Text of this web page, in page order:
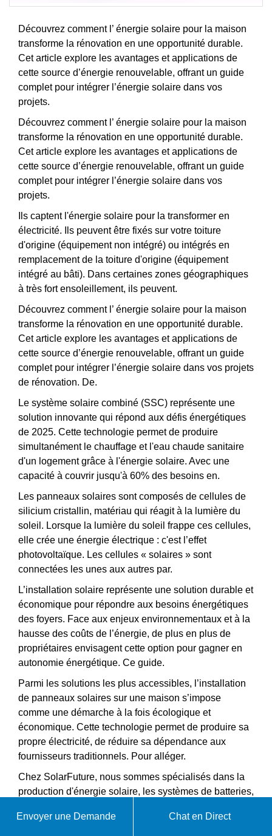
Découvrez comment l’ énergie solaire pour la maison
transforme la rénovation en une opportunité durable.
Cet article explore les avantages et applications de
cette source d’énergie renouvelable, offrant un guide
complet pour intégrer l’énergie solaire dans vos
projets.
Découvrez comment l’ énergie solaire pour la maison
transforme la rénovation en une opportunité durable.
Cet article explore les avantages et applications de
cette source d’énergie renouvelable, offrant un guide
complet pour intégrer l’énergie solaire dans vos
projets.
Ils captent l'énergie solaire pour la transformer en
électricité. Ils peuvent être fixés sur votre toiture
d'origine (équipement non intégré) ou intégrés en
remplacement de la toiture d'origine (équipement
intégré au bâti). Dans certaines zones géographiques
à très fort ensoleillement, ils peuvent.
Découvrez comment l’ énergie solaire pour la maison
transforme la rénovation en une opportunité durable.
Cet article explore les avantages et applications de
cette source d’énergie renouvelable, offrant un guide
complet pour intégrer l’énergie solaire dans vos projets
de rénovation. De.
Le système solaire combiné (SSC) représente une
solution innovante qui répond aux défis énergétiques
de 2025. Cette technologie permet de produire
simultanément le chauffage et l'eau chaude sanitaire
d'un logement grâce à l'énergie solaire. Avec une
capacité à couvrir jusqu'à 60% des besoins en.
Les panneaux solaires sont composés de cellules de
silicium cristallin, matériau qui réagit à la lumière du
soleil. Lorsque la lumière du soleil frappe ces cellules,
elle crée une énergie électrique : c'est l’effet
photovoltaïque. Les cellules « solaires » sont
connectées les unes aux autres par.
L’installation solaire représente une solution durable et
économique pour répondre aux besoins énergétiques
des foyers. Face aux enjeux environnementaux et à la
hausse des coûts de l’énergie, de plus en plus de
propriétaires envisagent cette option pour gagner en
autonomie énergétique. Ce guide.
Parmi les solutions les plus accessibles, l’installation
de panneaux solaires sur une maison s’impose
comme une démarche à la fois écologique et
économique. Cette technologie permet de produire sa
propre électricité, de réduire sa dépendance aux
fournisseurs traditionnels. Pour alléger.
Chez SolarFuture, nous sommes spécialisés dans la
production d'énergie solaire, les systèmes de batteries,
d'énergie propre, y compris les projets
Envoyer une Demande Chat en Direct